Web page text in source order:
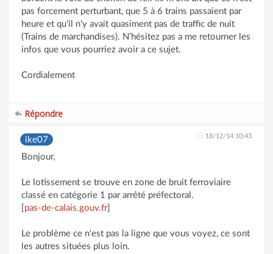
pas forcement perturbant, que 5 à 6 trains passaient par
heure et qu'il n'y avait quasiment pas de traffic de nuit
(Trains de marchandises). N’hésitez pas a me retourner les
infos que vous pourriez avoir a ce sujet.
Cordialement
Répondre
ike07 18/12/14 10:43
Bonjour,
Le lotissement se trouve en zone de bruit ferroviaire
classé en catégorie 1 par arrêté préfectoral.
pas-de-calais.gouv.fr]
Le problème ce n'est pas la ligne que vous voyez, ce sont
les autres situées plus loin.